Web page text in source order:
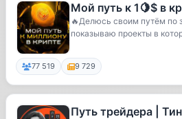
Мой путь к 1🍋$ в
🔥Делюсь своим путём по
показываю проекты в
77 519 9 729
Путь трейдера |